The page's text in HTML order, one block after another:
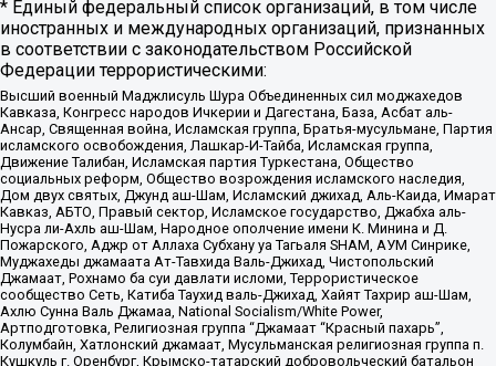
* Единый федеральный список организаций, в том числе
иностранных и международных организаций, признанных
в соответствии с законодательством Российской
Федерации террористическими:
Высший военный Маджлисуль Шура Объединенных сил моджахедов
Кавказа, Конгресс народов Ичкерии и Дагестана, База, Асбат аль-
Ансар, Священная война, Исламская группа, Братья-мусульмане, Партия
исламского освобождения, Лашкар-И-Тайба, Исламская группа,
Движение Талибан, Исламская партия Туркестана, Общество
социальных реформ, Общество возрождения исламского наследия,
Дом двух святых, Джунд аш-Шам, Исламский джихад, Аль-Каида, Имарат
Кавказ, АБТО, Правый сектор, Исламское государство, Джабха аль-
Нусра ли-Ахль аш-Шам, Народное ополчение имени К. Минина и Д.
Пожарского, Аджр от Аллаха Субхану уа Тагьаля SHAM, АУМ Синрике,
Муджахеды джамаата Ат-Тавхида Валь-Джихад, Чистопольский
Джамаат, Рохнамо ба суи давлати исломи, Террористическое
сообщество Сеть, Катиба Таухид валь-Джихад, Хайят Тахрир аш-Шам,
Ахлю Сунна Валь Джамаа, National Socialism/White Power,
Артподготовка, Религиозная группа “Джамаат “Красный пахарь”,
Колумбайн, Хатлонский джамаат, Мусульманская религиозная группа п.
Кушкуль г. Оренбург, Крымско-татарский добровольческий батальон